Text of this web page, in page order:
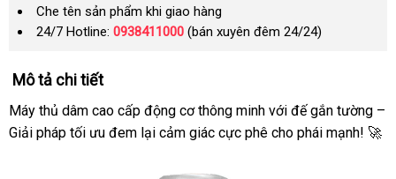
Che tên sản phẩm khi giao hàng
24/7 Hotline: 0938411000 (bán xuyên đêm 24/24)
Mô tả chi tiết
Máy thủ dâm cao cấp động cơ thông minh với đế gắn tường –
Giải pháp tối ưu đem lại cảm giác cực phê cho phái mạnh! 🚀